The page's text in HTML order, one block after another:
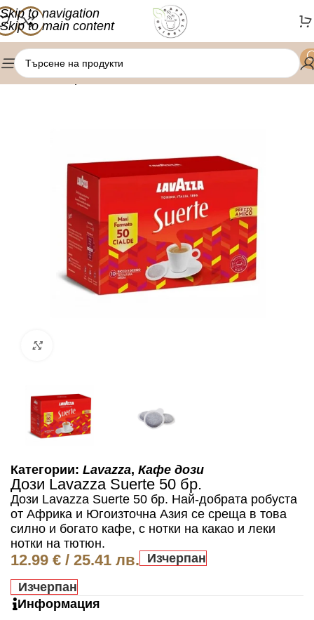
Skip to navigation
Skip to main content
Начало/Кафе дози
Категории: Lavazza, Кафе дози
Дози Lavazza Suerte 50 бр.
Дози Lavazza Suerte 50 бр. Най-добрата робуста
от Африка и Югоизточна Азия се среща в това
силно и богато кафе, с нотки на какао и леки
нотки на тютюн.
12.99 € / 25.41 лв. Изчерпан
Изчерпан
Информация